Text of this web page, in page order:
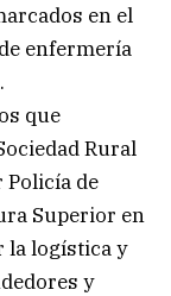
en el
enfermería
que
Rural
Policía de
Superior en
la logística y
y